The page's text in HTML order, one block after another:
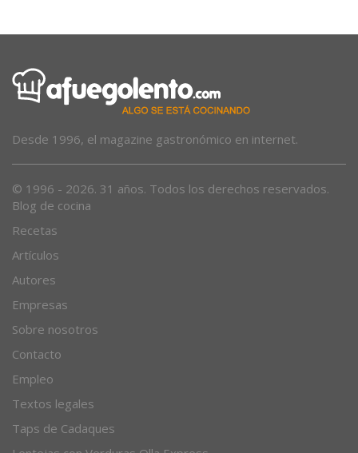
Desde 1996, el magazine gastronómico en internet.
© 1996 - 2026. 31 años. Todos los derechos reservados.
Blog de cocina
Recetas
Artículos
Autores
Empresas
Sobre nosotros
Contacto
Empleo
Textos legales
Taps de Cadaques